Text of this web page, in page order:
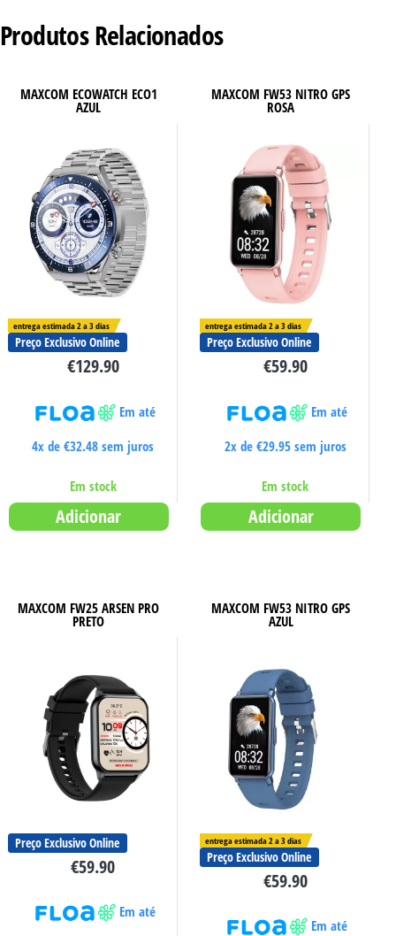
Produtos Relacionados
MAXCOM ECOWATCH ECO1
AZUL
entrega estimada 2 a 3 dias
Preço Exclusivo Online
€129.90
Em até
4x de€32.48 sem juros
Em stock
Adicionar
MAXCOM FW53 NITRO GPS
ROSA
entrega estimada 2 a 3 dias
Preço Exclusivo Online
€59.90
Em até
2x de €29.95sem juros
Em stock
Adicionar
MAXCOM FW25 ARSEN PRO
PRETO
Preço Exclusivo Online
€59.90
Em até
MAXCOM FW53 NITRO GPS
AZUL
entrega estimada 2 a 3 dias
Preço Exclusivo Online
€59.90
Em até